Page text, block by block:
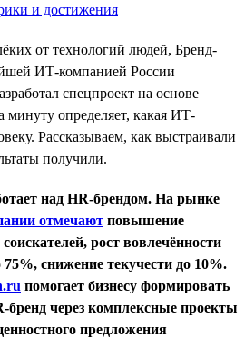
и достижения
от технологий людей, Бренд-
ИТ-компанией России
спецпроект на основе
определяет, какая ИТ-
Рассказываем, как выстраивали
получили.
над HR-брендом. На рынке
отмечают повышение
рост вовлечённости
75%, снижение текучести до 10%.
помогает бизнесу формировать
бренд через комплексные проекты
предложения